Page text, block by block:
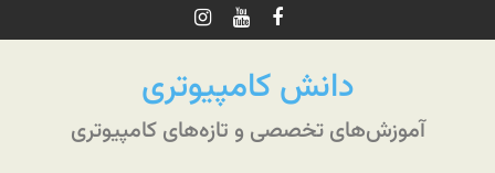
به
دانش کامپیوتری
آموزش‌های تخصصی و تازه‌های کامپیوتری